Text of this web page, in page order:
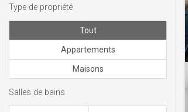
Type de propriété
Tout
Appartements
Maisons
Salles de bains